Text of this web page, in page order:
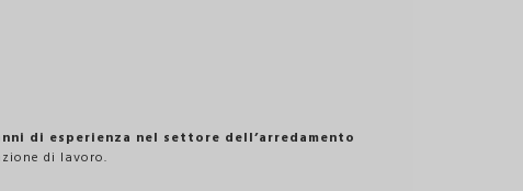
di esperienza nel settore dell’arredamento
di lavoro.